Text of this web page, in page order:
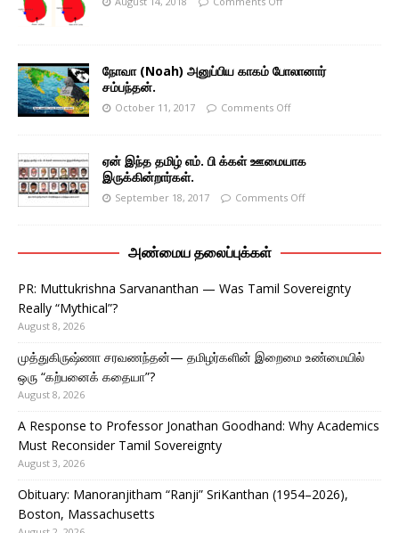
நோவா (Noah) அனுப்பிய காகம் போலானார்
சம்பந்தன்.
October 11, 2017 Comments Off
ஏன் இந்த தமிழ் எம். பி க்கள் ஊமையாக
இருக்கின்றார்கள்.
September 18, 2017 Comments Off
அண்மைய தலைப்புக்கள்
PR: Muttukrishna Sarvananthan — Was Tamil Sovereignty
Really “Mythical”?
August 8, 2026
முத்துகிருஷ்ணா சரவணந்தன்— தமிழர்களின் இறைமை உண்மையில்
ஒரு “கற்பனைக் கதையா”?
August 8, 2026
A Response to Professor Jonathan Goodhand: Why Academics
Must Reconsider Tamil Sovereignty
August 3, 2026
Obituary: Manoranjitham “Ranji” SriKanthan (1954–2026),
Boston, Massachusetts